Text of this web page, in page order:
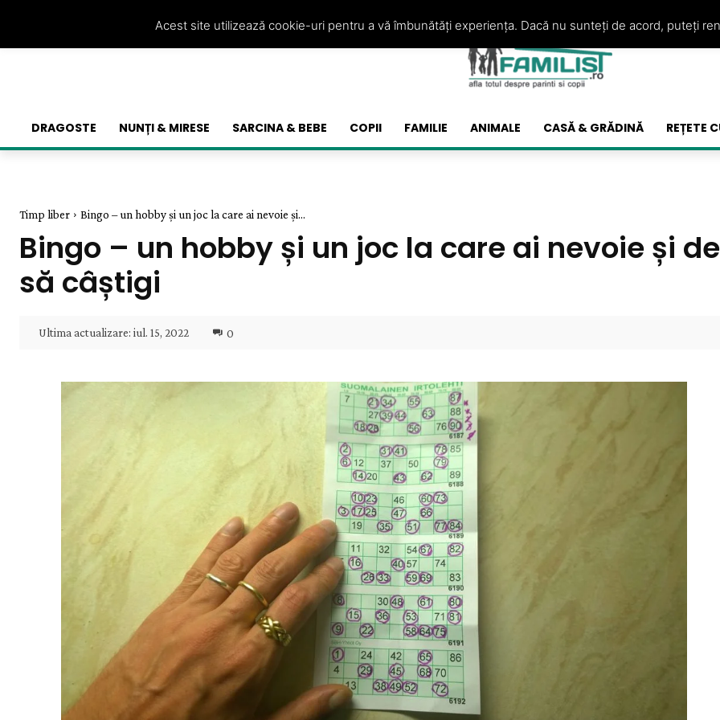
DRAGOSTE NUNȚI & MIRESE SARCINA & BEBE COPII FAMILIE ANIMALE CASĂ & GRĂDINĂ REȚETE
Timp liber Bingo – un hobby și un joc la care ai nevoie și...
Bingo – un hobby și un joc la care ai nevoie și
să câștigi
Ultima actualizare: iul. 15, 2022 0
Acest site utilizează cookie-uri pentru a vă îmbunătăți experiența. Dacă nu sunteți de acord, puteți